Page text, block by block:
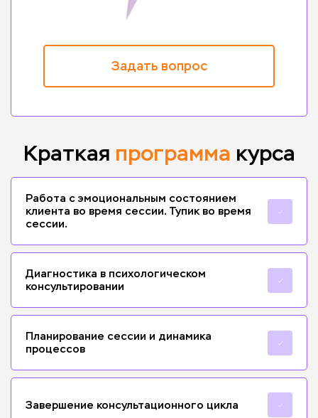
Задать вопрос
Краткая программа курса
Работа с эмоциональным состоянием
клиента во время сессии. Тупик во время
сессии.
Диагностика в психологическом
консультировании
Планирование сессии и динамика
процессов
Завершение консультационного цикла